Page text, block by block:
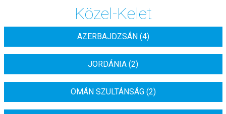
Közel-Kelet
AZERBAJDZSÁN (4)
JORDÁNIA (2)
OMÁN SZULTÁNSÁG (2)